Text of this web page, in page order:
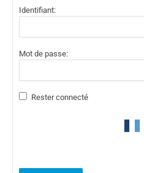
Identifiant:
Mot de passe:
Rester connecté